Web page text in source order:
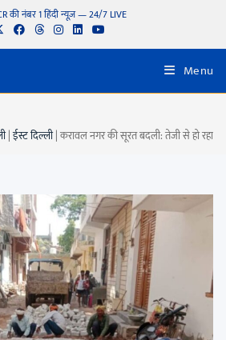
की नंबर 1 हिंदी न्यूज़ — 24/7 LIVE
Menu
|ईस्ट दिल्ली|करावल नगर की सूरत बदली: तेजी से हो रहा